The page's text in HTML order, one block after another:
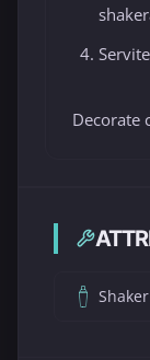
Decorate
Shaker